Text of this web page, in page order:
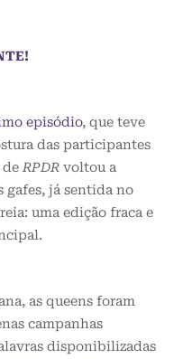
episódio, que teve
das participantes
de RPDR voltou a
gafes, já sentida no
uma edição fraca e
as queens foram
campanhas
disponibilizadas